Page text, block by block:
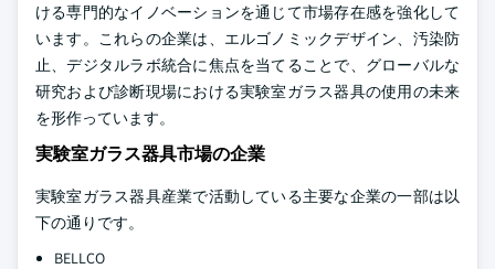
ける専門的なイノベーションを通じて市場存在感を強化して
います。これらの企業は、エルゴノミックデザイン、汚染防
止、デジタルラボ統合に焦点を当てることで、グローバルな
研究および診断現場における実験室ガラス器具の使用の未来
を形作っています。
実験室ガラス器具市場の企業
実験室ガラス器具産業で活動している主要な企業の一部は以
下の通りです。
BELLCO